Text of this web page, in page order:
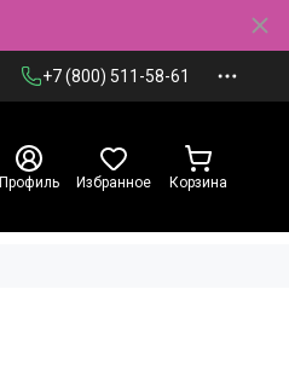
+7 (800) 511-58-61
Профиль Избранное Корзина